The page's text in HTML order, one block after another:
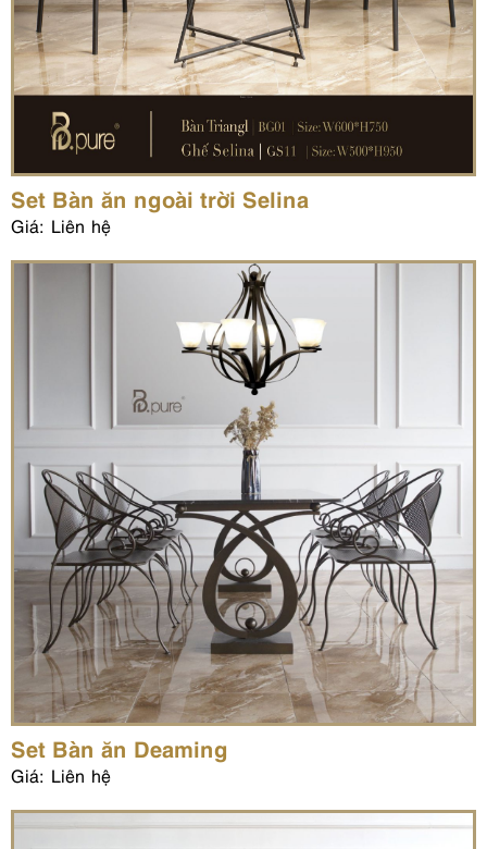
Set Bàn ăn ngoài trời Selina
Giá: Liên hệ
Set Bàn ăn Deaming
Giá: Liên hệ